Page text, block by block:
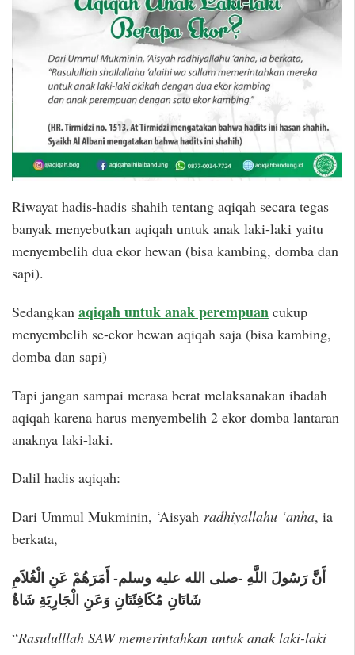
Riwayat hadis-hadis shahih tentang aqiqah secara tegas
banyak menyebutkan aqiqah untuk anak laki-laki yaitu
menyembelih dua ekor hewan (bisa kambing, domba dan
sapi).
Sedangkan aqiqah untuk anak perempuan cukup
menyembelih se-ekor hewan aqiqah saja (bisa kambing,
domba dan sapi)
Tapi jangan sampai merasa berat melaksanakan ibadah
aqiqah karena harus menyembelih 2 ekor domba lantaran
anaknya laki-laki.
Dalil hadis aqiqah:
Dari Ummul Mukminin, ‘Aisyah radhiyallahu ‘anha, ia
berkata,
أَنَّ رَسُولَ اللَّهِ -صلى الله عليه وسلم- أَمَرَهُمْ عَنِ الْغُلاَمِ
شَاتَانِ مُكَافِئَتَانِ وَعَنِ الْجَارِيَةِ شَاةٌ
“Rasululllah SAW memerintahkan untuk anak laki-laki